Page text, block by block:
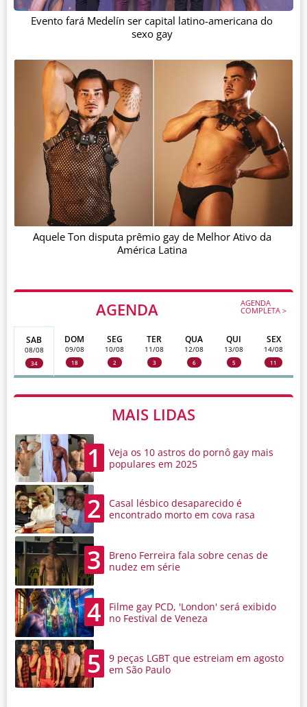
AGENDA AGENDA
COMPLETA >
SAB
08/08
34
DOM
09/08
18
SEG
10/08
2
TER
11/08
3
QUA
12/08
6
QUI
13/08
5
SEX
14/08
11
MAIS LIDAS
1
Veja os 10 astros do pornô gay mais
populares em 2025
2
Casal lésbico desaparecido é
encontrado morto em cova rasa
3
Breno Ferreira fala sobre cenas de
nudez em série
4
Filme gay PCD, 'London' será exibido
no Festival de Veneza
5
9 peças LGBT que estreiam em agosto
em São Paulo
Evento fará Medelín ser capital latino-americana do
sexo gay
Aquele Ton disputa prêmio gay de Melhor Ativo da
América Latina